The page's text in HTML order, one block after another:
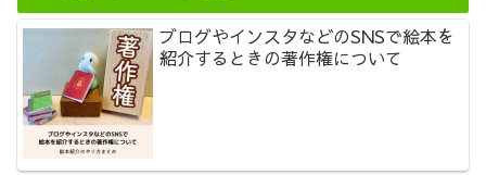
ブログやインスタなどのSNSで絵本を
紹介するときの著作権について